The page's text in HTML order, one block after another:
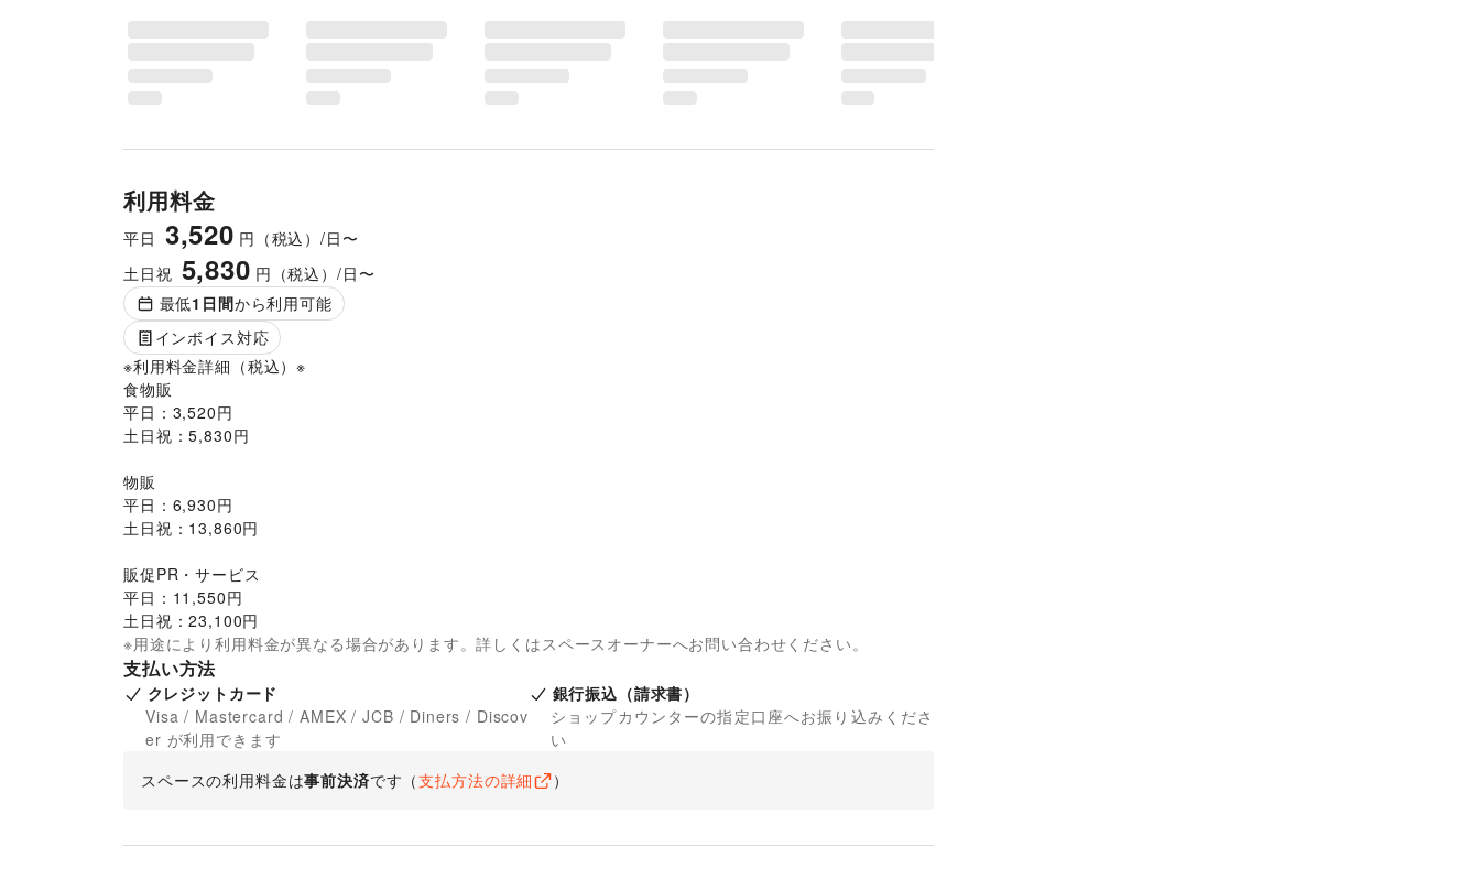
利用料金
平日 3,520 円（税込）/日〜
土日祝 5,830 円（税込）/日〜
最低1 日間から利用可能
インボイス対応
※利用料金詳細（税込）※
食物販
平日：3,520円
土日祝：5,830円
物販
平日：6,930円
土日祝：13,860円
販促PR・サービス
平日：11,550円
土日祝：23,100円
※用途により利用料金が異なる場合があります。詳しくはスペースオーナーへお問い合わせください。
支払い方法
クレジットカード
Visa / Mastercard / AMEX / JCB / Diners / Discov
er が利用できます
銀行振込（請求書）
ショップカウンターの指定口座へお振り込みくださ
い
スペースの利用料金は事前決済です （支払方法の詳細 ）